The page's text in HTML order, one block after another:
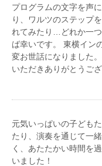
プログラムの文字を声
り、ワルツのステップ
れてみたり…どれか一
ば幸いです。 東横イン
変お世話になりました
いただきありがとうご
元気いっぱいの子ども
たり、演奏を通じて一
く、あたたかい時間を
いました！